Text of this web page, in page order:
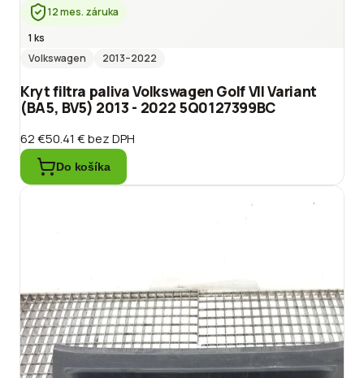
12 mes. záruka
1 ks
Volkswagen
2013–2022
Kryt filtra paliva Volkswagen Golf VII Variant
(BA5, BV5) 2013 - 2022 5Q0127399BC
62 €50.41 €bez DPH
Do košíka